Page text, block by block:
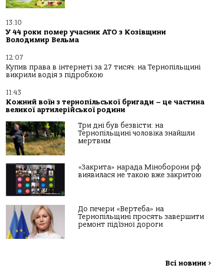
13:10
У 44 роки помер учасник АТО з Козівщини
Володимир Вельма
12:07
Купив права в інтернеті за 27 тисяч: на Тернопільщині
викрили водія з підробкою
11:43
Кожний воїн з тернопільської бригади – це частина
великої артилерійської родини
Три дні був безвісти: на
Тернопільщині чоловіка знайшли
мертвим
«Закрита» нарада Міноборони рф
виявилася не такою вже закритою
До печери «Вертеба» на
Тернопільщині просять завершити
ремонт під’їзної дороги
Всі новини >